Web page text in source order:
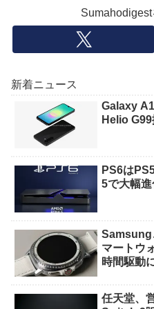
新着ニュース
Galaxy
Helio
PS6は
5で大幅
Samsung
マートウ
時間駆動
任天堂、